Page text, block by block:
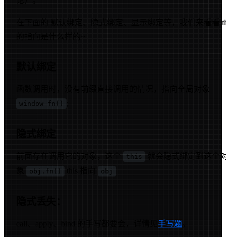
在下面的 默认绑定、隐式绑定、显示绑定等，我们来看看
的指向是什么样的~
window fn() ;
前面存在调用它的对象，这个 this
就会隐式绑定到这个
obj.fn() obj
call、apply、bind 的手写都要会，详情见 手写题